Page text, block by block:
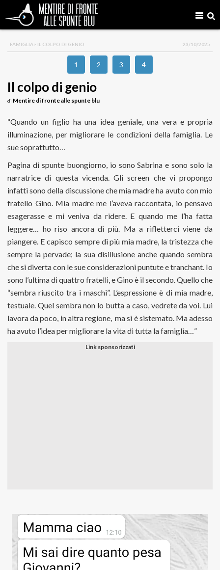
FAMIGLIA> IL COLPO DI GENIO 23/10/2025
1 2 3 4
Il colpo di genio
di Mentire di fronte alle spunte blu
“Quando un figlio ha una idea geniale, una vera e propria
illuminazione, per migliorare le condizioni della famiglia. Le
sue soprattutto…
Pagina di spunte buongiorno, io sono Sabrina e sono solo la
narratrice di questa vicenda. Gli screen che vi propongo
infatti sono della discussione che mia madre ha avuto con mio
fratello Gino. Mia madre me l’aveva raccontata, io pensavo
esagerasse e mi veniva da ridere. E quando me l’ha fatta
leggere… ho riso ancora di più. Ma a rifletterci viene da
piangere. E capisco sempre di più mia madre, la tristezza che
sempre la pervade; la sua disillusione anche quando sembra
che si diverta con le sue considerazioni puntute e tranchant. Io
sono l’ultima di quattro fratelli, e Gino è il secondo. Quello che
“sembra riuscito tra i maschi”. L’espressione è di mia madre,
testuale. Quel sembra non lo butta a caso, vedrete da voi. Lui
lavora da poco, in altra regione, ma si è sistemato. Ma adesso
ha avuto l’idea per migliorare la vita di tutta la famiglia…”